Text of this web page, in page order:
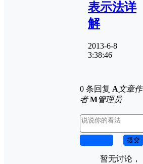
表示法详
解
2013-6-8
3:38:46
0 条回复 A文章作
者 M管理员
提交
暂无讨论，